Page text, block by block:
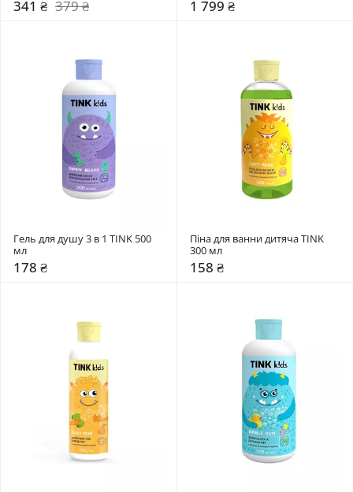
341 ₴ 379 ₴ 1 799 ₴
Гель для душу 3 в 1 TINK 500
мл
178 ₴
Піна для ванни дитяча TINK
300 мл
158 ₴